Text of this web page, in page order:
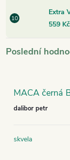
Extra
559 Kč
Poslední
MACA černá
dalibor petr
skvela